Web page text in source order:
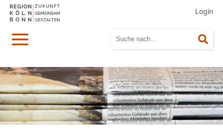
Login
Menü